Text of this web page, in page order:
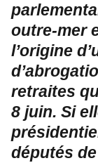
outre-mer
l’origine
retraites
8 juin. Si
députés